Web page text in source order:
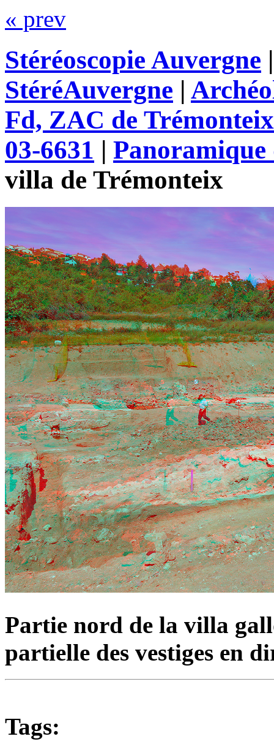
« prev
Stéréoscopie Auvergne
StéréAuvergne |
Fd, ZAC de
03-6631 | Panoramique
villa de Trémonteix
Partie nord de la villa
partielle des vestiges en
Tags: